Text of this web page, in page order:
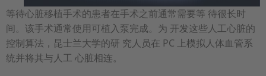
等待心脏移植手术的患者在手术之前通常需要等 待很长时
间。该手术通常使用可植入泵完成。为 开发这些人工心脏的
控制算法，昆士兰大学的研 究人员在 PC 上模拟人体血管系
统并将其与人工 心脏相连。